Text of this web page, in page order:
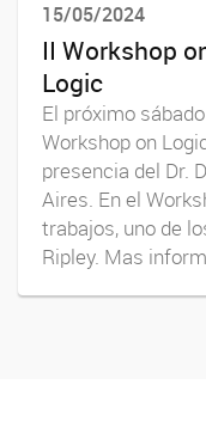
15/05/2024
II Workshop
Logic
El próximo
Workshop on
presencia del Dr.
Aires. En el
trabajos, uno de
Ripley. Mas